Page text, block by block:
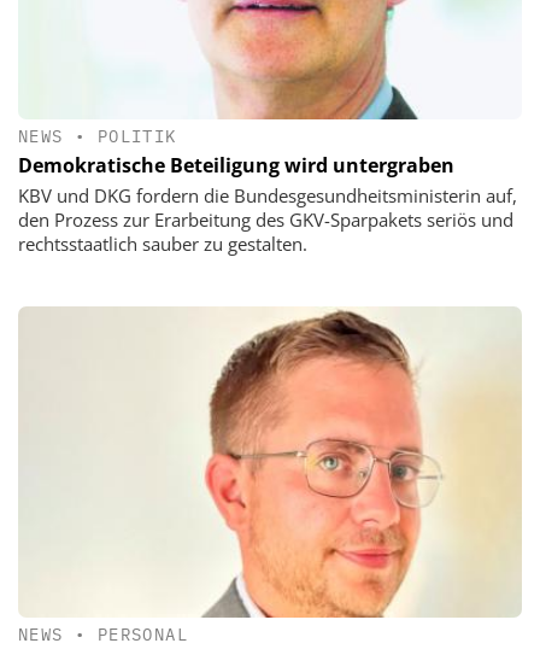
NEWS • POLITIK
Demokratische Beteiligung wird untergraben
KBV und DKG fordern die Bundesgesundheitsministerin auf,
den Prozess zur Erarbeitung des GKV-Sparpakets seriös und
rechtsstaatlich sauber zu gestalten.
NEWS • PERSONAL